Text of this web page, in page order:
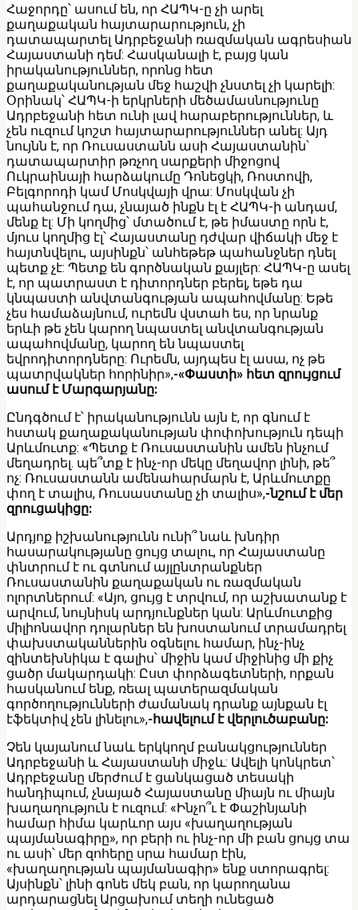
Հաջորդը՝ ասում են, որ ՀԱՊԿ-ը չի արել
քաղաքական հայտարարություն, չի
դատապարտել Ադրբեջանի ռազմական ագրեսիան
Հայաստանի դեմ: Հասկանալի է, բայց կան
իրականություններ, որոնց հետ
քաղաքականության մեջ հաշվի չնստել չի կարելի:
Օրինակ՝ ՀԱՊԿ-ի երկրների մեծամասնությունը
Ադրբեջանի հետ ունի լավ հարաբերություններ, և
չեն ուզում կոշտ հայտարարություններ անել: Այդ
նույնն է, որ Ռուսաստանն ասի Հայաստանին՝
դատապարտիր թռչող սարքերի միջոցով
Ուկրաինայի հարձակումը Դոնեցկի, Ռոստովի,
Բելգորոդի կամ Մոսկվայի վրա: Մոսկվան չի
պահանջում դա, չնայած ինքն էլ է ՀԱՊԿ-ի անդամ,
մենք էլ: Մի կողմից՝ մտածում է, թե իմաստը որն է,
մյուս կողմից էլ՝ Հայաստանը դժվար վիճակի մեջ է
հայտնվելու, այսինքն՝ անհեթեթ պահանջներ դնել
պետք չէ: Պետք են գործնական քայլեր: ՀԱՊԿ-ը ասել
է, որ պատրաստ է դիտորդներ բերել, եթե դա
կնպաստի անվտանգության ապահովմանը: Եթե
չես համաձայնում, ուրեմն վստահ ես, որ նրանք
երևի թե չեն կարող նպաստել անվտանգության
ապահովմանը, կարող են նպաստել
եվրոդիտորդները: Ուրեմն, այդպես էլ ասա, ոչ թե
պատրվակներ հորինիր»,-«Փաստի» հետ զրույցում
ասում է Մարգարյանը:
Ընդգծում է՝ իրականությունն այն է, որ գնում է
հստակ քաղաքականության փոփոխություն դեպի
Արևմուտք: «Պետք է Ռուսաստանին ամեն ինչում
մեղադրել. պե՞տք է ինչ-որ մեկը մեղավոր լինի, թե՞
ոչ: Ռուսաստանն ամենահարմարն է, Արևմուտքը
փող է տալիս, Ռուսաստանը չի տալիս»,-նշում է մեր
զրուցակիցը:
Արդյոք իշխանությունն ունի՞ նաև խնդիր
հասարակությանը ցույց տալու, որ Հայաստանը
փնտրում է ու գտնում այլընտրանքներ
Ռուսաստանին քաղաքական ու ռազմական
ոլորտներում: «Այո, ցույց է տրվում, որ աշխատանք է
արվում, նույնիսկ արդյունքներ կան: Արևմուտքից
միլիոնավոր դոլարներ են խոստանում տրամադրել
փախստականներին օգնելու համար, ինչ-ինչ
զինտեխնիկա է գալիս՝ միջին կամ միջինից մի քիչ
ցածր մակարդակի: Ըստ փորձագետների, որքան
հասկանում ենք, ռեալ պատերազմական
գործողությունների ժամանակ դրանք այնքան էլ
էֆեկտիվ չեն լինելու»,-հավելում է վերլուծաբանը:
Չեն կայանում նաև երկկողմ բանակցություններ
Ադրբեջանի և Հայաստանի միջև: Ավելի կոնկրետ՝
Ադրբեջանը մերժում է ցանկացած տեսակի
հանդիպում, չնայած Հայաստանը միայն ու միայն
խաղաղություն է ուզում: «Ինչո՞ւ է Փաշինյանի
համար հիմա կարևոր այս «խաղաղության
պայմանագիրը», որ բերի ու ինչ-որ մի բան ցույց տա
ու ասի՝ մեր զոհերը սրա համար էին,
«խաղաղության պայմանագիր» ենք ստորագրել:
Այսինքն՝ լինի գոնե մեկ բան, որ կարողանա
արդարացնել Արցախում տեղի ունեցած